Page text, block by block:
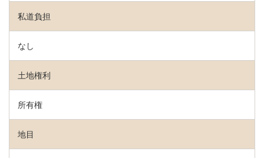
私道負担
なし
土地権利
所有権
地目